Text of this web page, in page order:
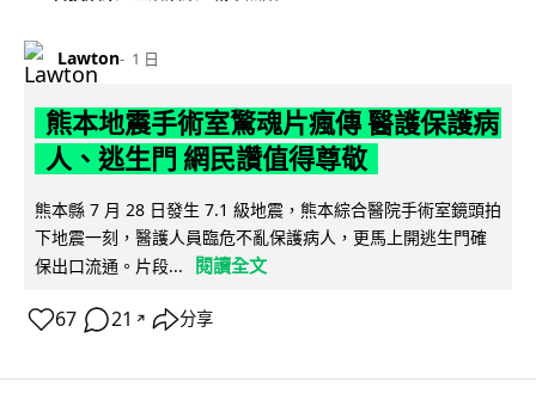
Lawton 1 日
熊本地震手術室驚魂片瘋傳 醫護保護病
人、逃生門 網民讚值得尊敬
熊本縣 7 月 28 日發生 7.1 級地震，熊本綜合醫院手術室鏡頭拍
下地震一刻，醫護人員臨危不亂保護病人，更馬上開逃生門確
保出口流通。片段...
閱讀全文
67 21 ↗ 分享